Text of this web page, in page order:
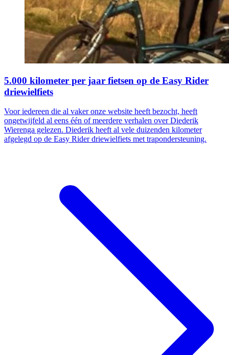
5.000 kilometer per jaar fietsen op de Easy Rider
driewielfiets
Voor iedereen die al vaker onze website heeft bezocht, heeft
ongetwijfeld al eens één of meerdere verhalen over Diederik
Wierenga gelezen. Diederik heeft al vele duizenden kilometer
afgelegd op de Easy Rider driewielfiets met trapondersteuning.